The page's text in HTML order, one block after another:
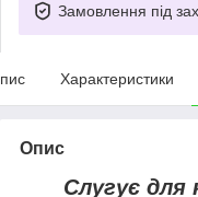
Замовлення під
Характеристики
Опис
Слугує для